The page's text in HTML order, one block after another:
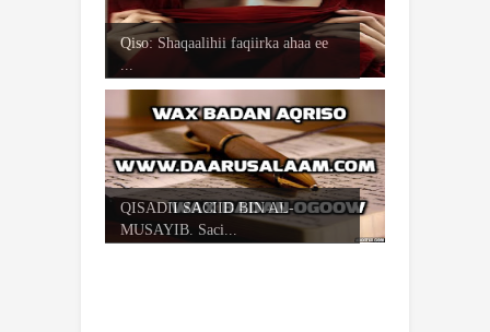
Qiso: Shaqaalihii faqiirka ahaa ee
...
QISADII SACIID BIN AL-
MUSAYIB. Saci...